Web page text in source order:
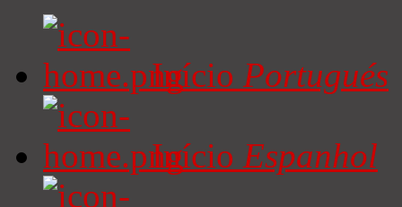
Início Portugués
Início Espanhol